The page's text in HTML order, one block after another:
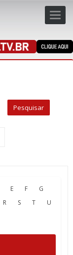
E F
G
R S T
U